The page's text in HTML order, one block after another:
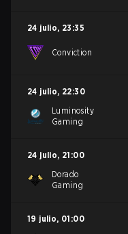
24 julio, 23:35
Conviction
24 julio, 22:30
Luminosity
Gaming
24 julio, 21:00
Dorado
Gaming
19 julio, 01:00